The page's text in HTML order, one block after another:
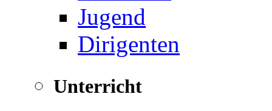
Jugend
Dirigenten
Unterricht